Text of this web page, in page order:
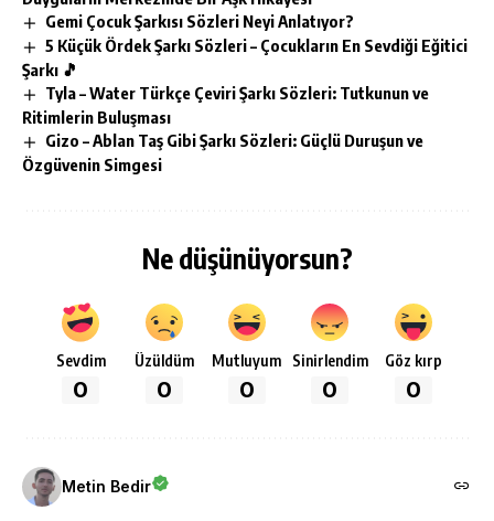
Gemi Çocuk Şarkısı Sözleri Neyi Anlatıyor?
5 Küçük Ördek Şarkı Sözleri – Çocukların En Sevdiği Eğitici
Şarkı 🎵
Tyla – Water Türkçe Çeviri Şarkı Sözleri: Tutkunun ve
Ritimlerin Buluşması
Gizo – Ablan Taş Gibi Şarkı Sözleri: Güçlü Duruşun ve
Özgüvenin Simgesi
Ne düşünüyorsun?
Sevdim
0
Üzüldüm
0
Mutluyum
0
Sinirlendim
0
Göz kırp
0
Metin Bedir